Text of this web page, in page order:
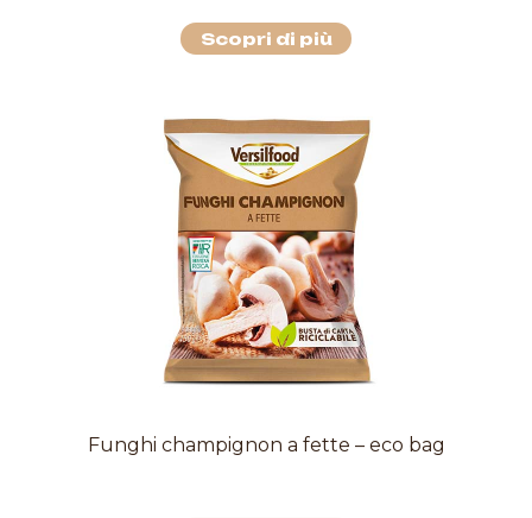
Scopri di più
Funghi champignon a fette – eco bag